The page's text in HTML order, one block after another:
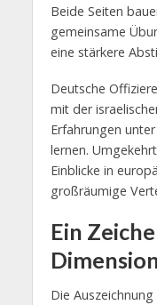
Beide Seiten
gemeinsame
eine stärkere
Deutsche
mit der
Erfahrungen
lernen.
Einblicke in
großräumige
Ein
Die